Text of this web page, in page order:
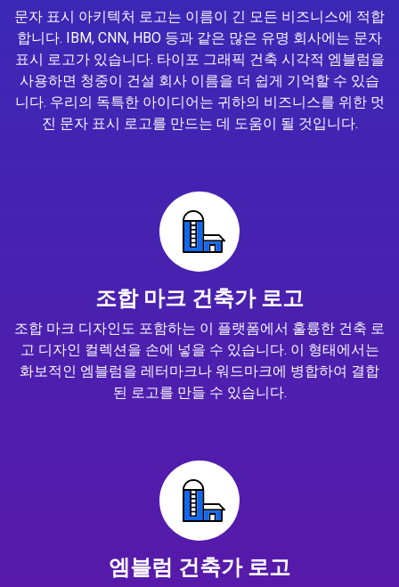
문자 표시 아키텍처 로고는 이름이 긴 모든 비즈니스에 적합
합니다. IBM, CNN, HBO 등과 같은 많은 유명 회사에는 문자
표시 로고가 있습니다. 타이포 그래픽 건축 시각적 엠블럼을
사용하면 청중이 건설 회사 이름을 더 쉽게 기억할 수 있습
니다. 우리의 독특한 아이디어는 귀하의 비즈니스를 위한 멋
진 문자 표시 로고를 만드는 데 도움이 될 것입니다.
조합 마크 건축가 로고
조합 마크 디자인도 포함하는 이 플랫폼에서 훌륭한 건축 로
고 디자인 컬렉션을 손에 넣을 수 있습니다. 이 형태에서는
화보적인 엠블럼을 레터마크나 워드마크에 병합하여 결합
된 로고를 만들 수 있습니다.
엠블럼 건축가 로고